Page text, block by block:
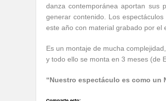
danza contemporánea aportan sus
generar contenido. Los
este año con material grabado por el
Es un montaje de mucha
y todo ello se monta en 3 meses (de
“Nuestro espectáculo es como un